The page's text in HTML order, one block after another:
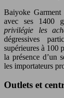
Baiyoke
avec ses 1400
privilégie les
dégressives
supérieures à 100
la présence d’un
les importateurs
Outlets et